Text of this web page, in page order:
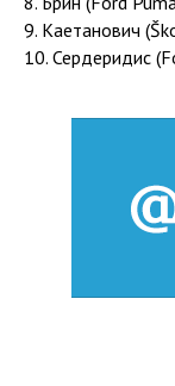
9. Каетанович
10. Сердеридис